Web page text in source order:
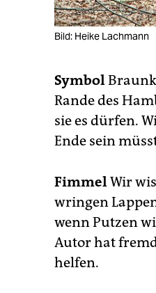
Bild: Heike Lachmann
Symbol
Rande des
sie es dürfen.
Ende sein
FimmelWir
wringen
wenn Putzen
Autor hat
helfen.